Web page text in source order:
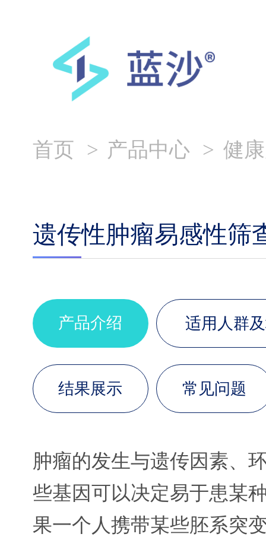
首页 产品中心 健
遗传性肿瘤易感性筛
产品介绍 适用人群
结果展示 常见问题
肿瘤的发生与遗传因素、
些基因可以决定易于患某
果一个人携带某些胚系突